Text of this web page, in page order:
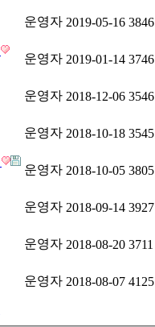
운영자 2019-05-16 3846
운영자 2019-01-14 3746
운영자 2018-12-06 3546
운영자 2018-10-18 3545
운영자 2018-10-05 3805
운영자 2018-09-14 3927
운영자 2018-08-20 3711
운영자 2018-08-07 4125